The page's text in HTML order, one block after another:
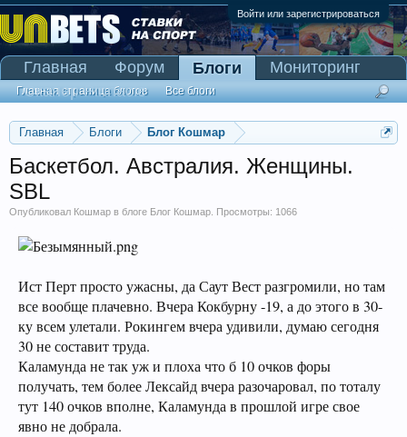
Войти или зарегистрироваться
Главная Блоги Блог Кошмар
Баскетбол. Австралия. Женщины.
SBL
Опубликовал Кошмар в блоге Блог Кошмар . Просмотры: 1066
Ист Перт просто ужасны, да Саут Вест разгромили, но там
все вообще плачевно. Вчера Кокбурну -19, а до этого в 30-
ку всем улетали. Рокингем вчера удивили, думаю сегодня
30 не составит труда.
Каламунда не так уж и плоха что б 10 очков форы
получать, тем более Лексайд вчера разочаровал, по тоталу
тут 140 очков вполне, Каламунда в прошлой игре свое
явно не добрала.
Главная Форум Блоги
Главная страница блогов Все блоги
Мониторинг
Сканер Pinnacle